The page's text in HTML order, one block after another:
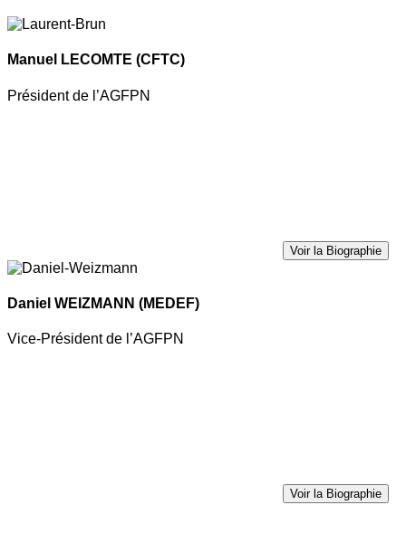
Manuel LECOMTE (CFTC)
Président de l’AGFPN
Voir la Biographie
Daniel WEIZMANN (MEDEF)
Vice-Président de l’AGFPN
Voir la Biographie